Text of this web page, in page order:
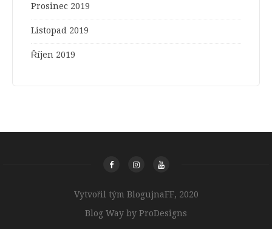
Prosinec 2019
Listopad 2019
Říjen 2019
Vytvořil tým BlogujnaFF, 2020
Blog Way by ProDesigns